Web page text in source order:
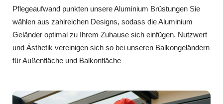
Pflegeaufwand punkten unsere Aluminium Brüstungen Sie
wählen aus zahlreichen Designs, sodass die Aluminium
Geländer optimal zu Ihrem Zuhause sich einfügen. Nutzwert
und Ästhetik vereinigen sich so bei unseren Balkongeländern
für Außenfläche und Balkonfläche